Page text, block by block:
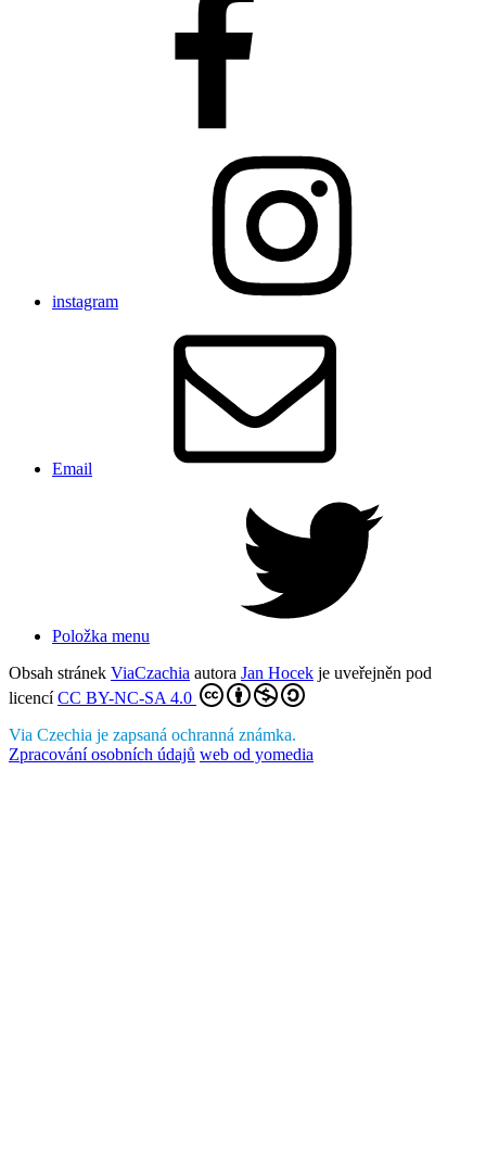
instagram
Email
Položka menu
Obsah stránek ViaCzachia autora Jan Hocek je uveřejněn pod
licencíCC BY-NC-SA 4.0
Via Czechia je zapsaná ochranná známka.
Zpracování osobních údajů web od yomedia